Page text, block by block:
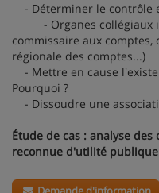
- Déterminer le contrôle
- Organes collégiaux
commissaire aux
régionale des comptes...)
- Mettre en cause
Pourquoi ?
- Dissoudre une
Étude de cas : analyse
reconnue d'utilité